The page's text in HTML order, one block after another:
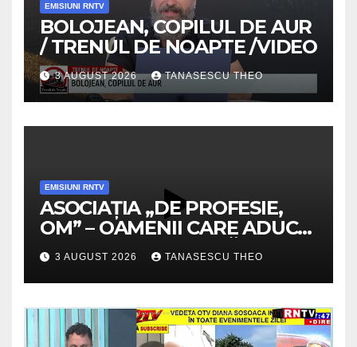
EMISIUNI RNTV
BOLOJEAN, COPILUL DE AUR
/ TRENUL DE NOAPTE /VIDEO
3 AUGUST 2026 TANASESCU THEO
EMISIUNI RNTV
ASOCIAȚIA „DE PROFESIE,
OM” – OAMENII CARE ADUC
VALOARE COMUNITĂȚII /
SECRETELE SUCCESULUI
/VIDEO
3 AUGUST 2026 TANASESCU THEO